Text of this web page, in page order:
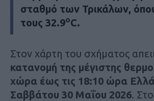
σταθμό των Τρικάλων,
τους 32.9οC.
Στον χάρτη του σχήματος
κατανομή της μέγιστης
χώρα έως τις 18:10 ώρα
Σαββάτου 30 Μαΐου 2026.